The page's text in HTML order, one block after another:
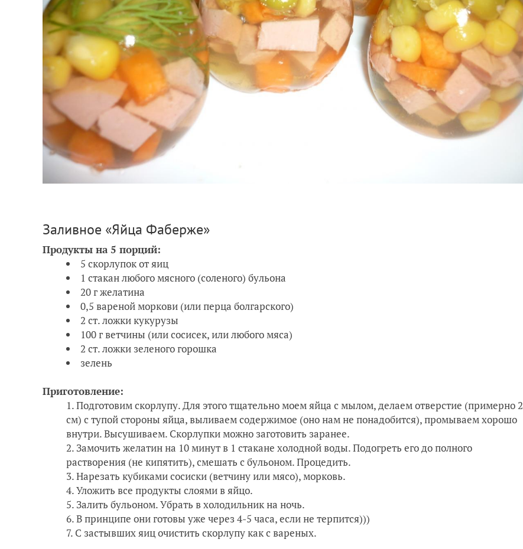
Заливное «Яйца Фаберже»
Продукты на 5 порций:
5 скорлупок от яиц
1 стакан любого мясного (соленого) бульона
20 г желатина
0,5 вареной моркови (или перца болгарского)
2 ст. ложки кукурузы
100 г ветчины (или сосисек, или любого мяса)
2 ст. ложки зеленого горошка
зелень
Приготовление:
Подготовим скорлупу. Для этого тщательно моем яйца с мылом, делаем отверстие (примерно 2
см) с тупой стороны яйца, выливаем содержимое (оно нам не понадобится), промываем хорошо
внутри. Высушиваем. Скорлупки можно заготовить заранее.
Замочить желатин на 10 минут в 1 стакане холодной воды. Подогреть его до полного
растворения (не кипятить), смешать с бульоном. Процедить.
Нарезать кубиками сосиски (ветчину или мясо), морковь.
Уложить все продукты слоями в яйцо.
Залить бульоном. Убрать в холодильник на ночь.
В принципе они готовы уже через 4-5 часа, если не терпится)))
С застывших яиц очистить скорлупу как с вареных.